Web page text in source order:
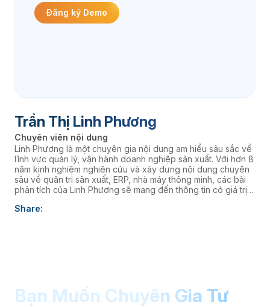
Đăng ký Demo
Trần Thị Linh Phương
Chuyên viên nội dung
Linh Phương là một chuyên gia nội dung am hiểu sâu sắc về
lĩnh vực quản lý, vận hành doanh nghiệp sản xuất. Với hơn 8
năm kinh nghiệm nghiên cứu và xây dựng nội dung chuyên
sâu về quản trị sản xuất, ERP, nhà máy thông minh, các bài
phân tích của Linh Phương sẽ mang đến thông tin có giá trị
thúc đẩy chuyển đổi số. âaaa
Share:
Bạn Muốn Chuyên Gia Tư